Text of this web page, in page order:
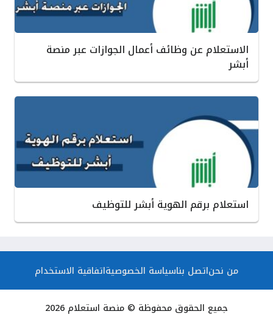
الاستعلام عن وظائف أعمال الجوازات عبر منصة
أبشر
استعلام برقم الهوية أبشر للتوظيف
من نحناتصل بناسياسة الخصوصيةاتفاقية الاستخدام
جميع الحقوق محفوظة © منصة استعلام 2026